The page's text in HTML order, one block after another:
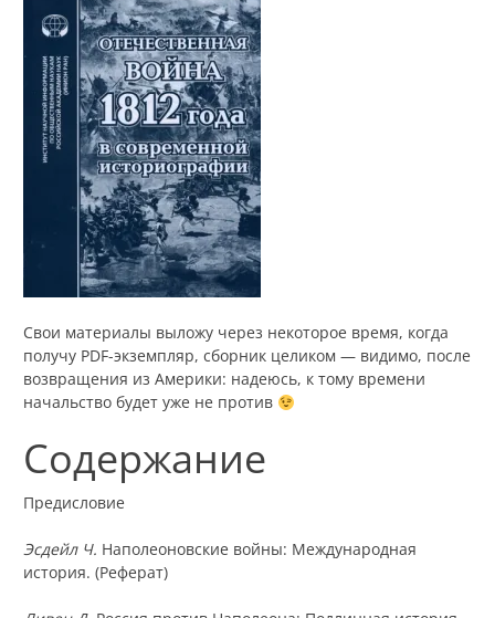
Свои материалы выложу через некоторое время, когда
получу PDF-экземпляр, сборник целиком — видимо, после
возвращения из Америки: надеюсь, к тому времени
начальство будет уже не против
Содержание
Предисловие
Эсдейл Ч. Наполеоновские войны: Международная
история. (Реферат)